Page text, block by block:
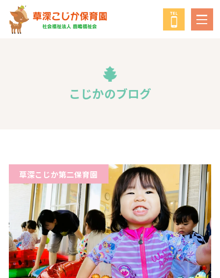
鹿鳴福祉会
教育・保育の方針
子育て支援事業
一時預かり保育事業
課外活動
こじかのブログ
草深こじか第二保育園